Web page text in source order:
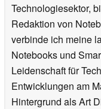
Technologiesektor,
Redaktion von
verbinde ich meine
Notebooks und
Leidenschaft für
Entwicklungen am
Hintergrund als Art